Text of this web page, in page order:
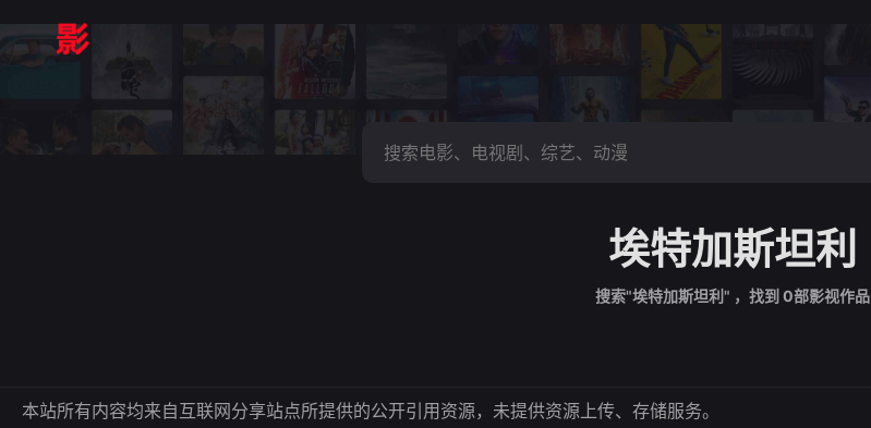
埃特加斯坦利
搜索"埃特加斯坦利" ，找到 0部影视作品
本站所有内容均来自互联网分享站点所提供的公开引用资源，未提供资源上传、存储服务。